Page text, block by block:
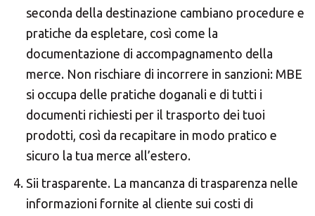
seconda della destinazione cambiano procedure e
pratiche da espletare, così come la
documentazione di accompagnamento della
merce. Non rischiare di incorrere in sanzioni: MBE
si occupa delle pratiche doganali e di tutti i
documenti richiesti per il trasporto dei tuoi
prodotti, così da recapitare in modo pratico e
sicuro la tua merce all’estero.
Sii trasparente. La mancanza di trasparenza nelle
informazioni fornite al cliente sui costi di